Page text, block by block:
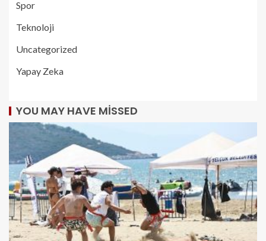
Spor
Teknoloji
Uncategorized
Yapay Zeka
YOU MAY HAVE MISSED